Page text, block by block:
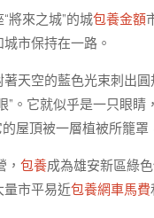
將來之城”的城包養金額
市保持在一路。
天空的藍色光束刺出
”。它就似乎是一只眼
屋頂被一層植被所籠罩
包養成為雄安新區綠
量市平易近包養網車馬費